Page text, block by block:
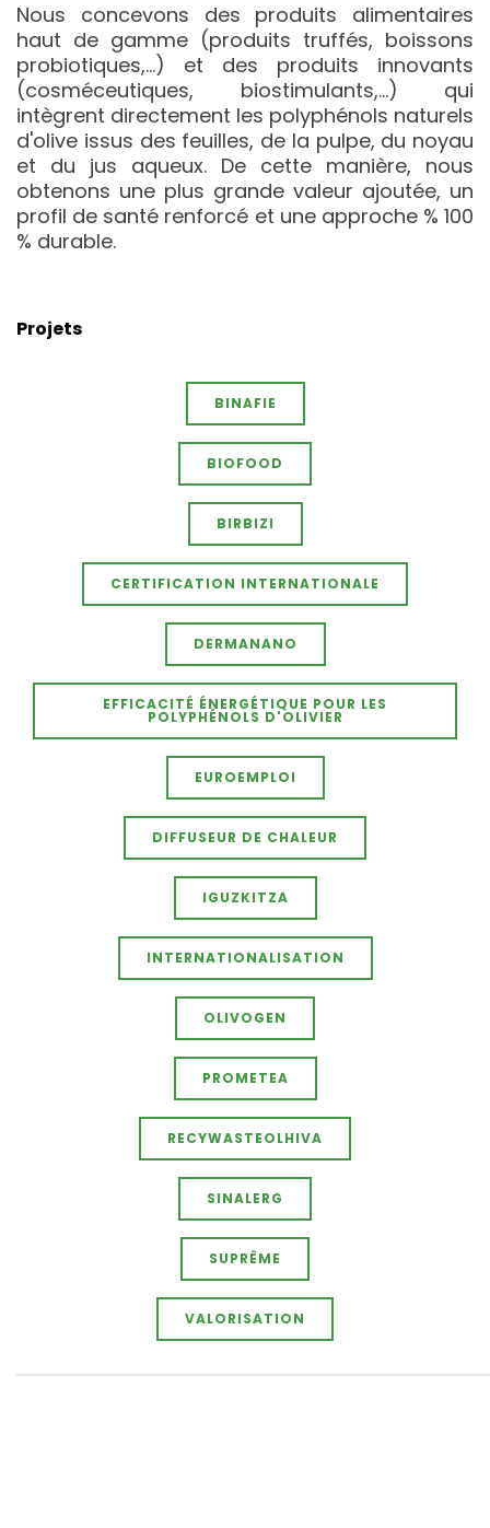
Nous concevons des produits alimentaires
haut de gamme (produits truffés, boissons
probiotiques,...) et des produits innovants
(cosméceutiques, biostimulants,...) qui
intègrent directement les polyphénols naturels
d'olive issus des feuilles, de la pulpe, du noyau
et du jus aqueux. De cette manière, nous
obtenons une plus grande valeur ajoutée, un
profil de santé renforcé et une approche % 100
% durable.
Projets
BINAFIE
BIOFOOD
BIRBIZI
CERTIFICATION INTERNATIONALE
DERMANANO
EFFICACITÉ ÉNERGÉTIQUE POUR LES
POLYPHÉNOLS D'OLIVIER
EUROEMPLOI
DIFFUSEUR DE CHALEUR
IGUZKITZA
INTERNATIONALISATION
OLIVOGEN
PROMETEA
RECYWASTEOLHIVA
SINALERG
SUPRÊME
VALORISATION